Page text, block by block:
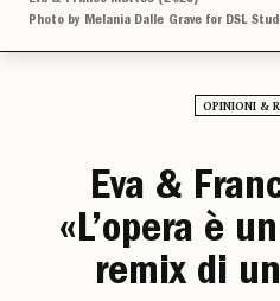
Photo by Melania Dalle Grave for DSL
OPINIONI &
Eva &
«L’opera è
remix di